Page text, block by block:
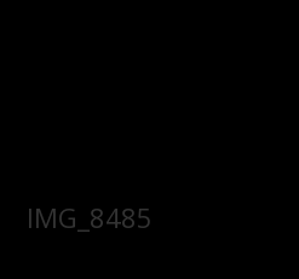
IMG_8485